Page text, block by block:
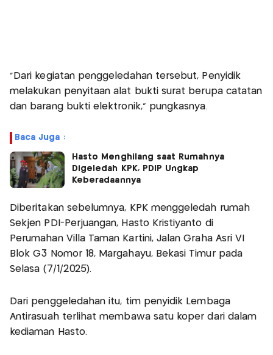
"Dari kegiatan penggeledahan tersebut, Penyidik
melakukan penyitaan alat bukti surat berupa catatan
dan barang bukti elektronik," pungkasnya.
Baca Juga :
Hasto Menghilang saat Rumahnya
Digeledah KPK, PDIP Ungkap
Keberadaannya
Diberitakan sebelumnya, KPK menggeledah rumah
Sekjen PDI-Perjuangan, Hasto Kristiyanto di
Perumahan Villa Taman Kartini, Jalan Graha Asri VI
Blok G3 Nomor 18, Margahayu, Bekasi Timur pada
Selasa (7/1/2025).
Dari penggeledahan itu, tim penyidik Lembaga
Antirasuah terlihat membawa satu koper dari dalam
kediaman Hasto.